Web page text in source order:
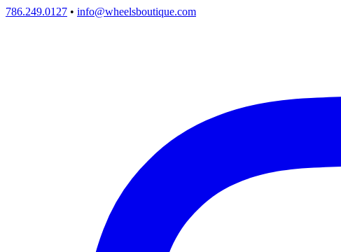
786.249.0127 • info@wheelsboutique.com